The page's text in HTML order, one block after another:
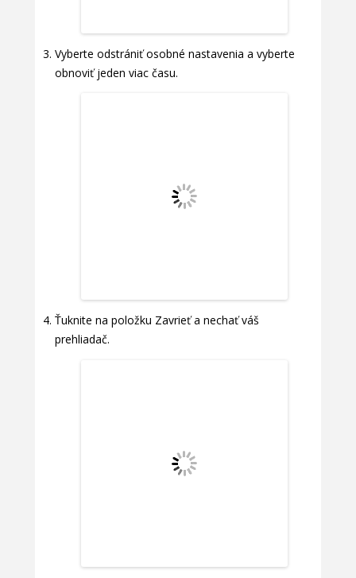
Vyberte odstrániť osobné nastavenia a vyberte
obnoviť jeden viac času.
Ťuknite na položku Zavrieť a nechať váš
prehliadač.